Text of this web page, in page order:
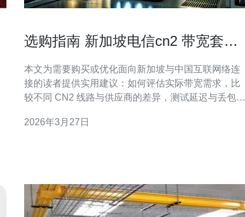
选购指南 新加坡电信cn2 带宽套餐
本文为需要购买或优化面向新加坡与中国互联网络连
接的读者提供实用建议：如何评估实际带宽需求，比
较不同 CN2 线路与供应商的差异，测试延迟与丢包，
效的 成本控制。读完后可据此制定可量化的采购与运
2026年3月27日